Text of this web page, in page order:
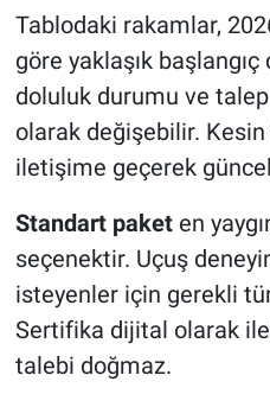
Tablodaki rakamlar,
göre yaklaşık
doluluk durumu ve
olarak değişebilir.
iletişime geçerek
Standart paketen
seçenektir. Uçuş
isteyenler için gerekli
Sertifika dijital olarak
talebi doğmaz.